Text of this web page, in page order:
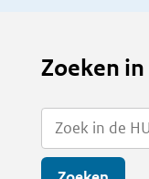
Zoeken in